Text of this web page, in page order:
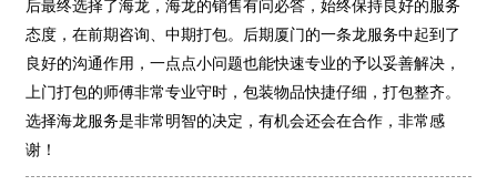
后最终选择了海龙，海龙的销售有问必答，始终保持良好的服务
态度，在前期咨询、中期打包。后期厦门的一条龙服务中起到了
良好的沟通作用，一点点小问题也能快速专业的予以妥善解决，
上门打包的师傅非常专业守时，包装物品快捷仔细，打包整齐。
选择海龙服务是非常明智的决定，有机会还会在合作，非常感
谢！